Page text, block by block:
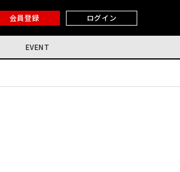
会員登録 ログイン
EVENT